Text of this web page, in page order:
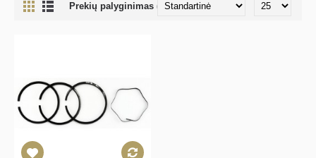
Prekių palyginimas (0)